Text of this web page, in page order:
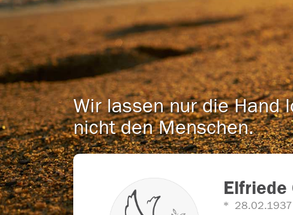
Wir lassen nur die Hand
nicht den Menschen.
Elfriede
28.02.1937